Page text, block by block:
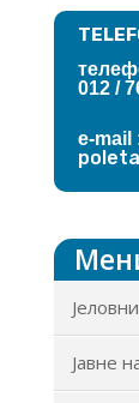
012 /
e-mail
Јавне